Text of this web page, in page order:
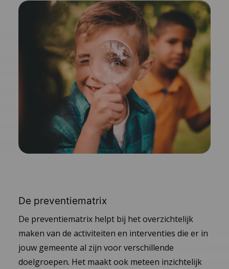
De preventiematrix
De preventiematrix helpt bij het overzichtelijk
maken van de activiteiten en interventies die er in
jouw gemeente al zijn voor verschillende
doelgroepen. Het maakt ook meteen inzichtelijk